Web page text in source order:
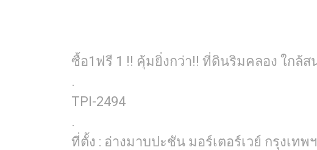
ซื้อ1ฟรี 1 !! คุ้มยิ่งกว่า!! ที่ดินริมคลอง ใกล้
.
TPI-2494
.
ที่ตั้ง : อ่างมาบปะชัน มอร์เตอร์เวย์ กรุงเท